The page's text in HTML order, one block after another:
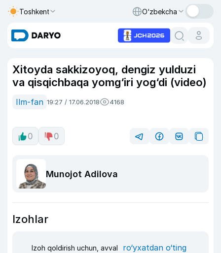
Toshkent O‘zbekcha
Xitoyda sakkizoyoq, dengiz yulduzi
va qisqichbaqa yomg‘iri yog‘di (video)
Ilm-fan 19:27 / 17.06.2018 4168
0 0
Munojot Adilova
Izohlar
Izoh qoldirish uchun, avval ro‘yxatdan o‘ting